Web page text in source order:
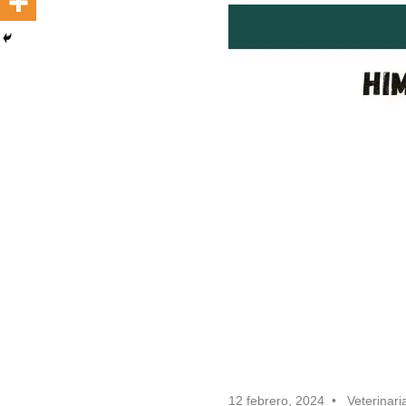
12 febrero, 2024